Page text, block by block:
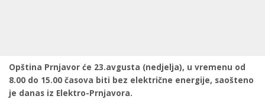
Opština Prnjavor će 23.avgusta (nedjelja), u vremenu od
8.00 do 15.00 časova biti bez električne energije, saošteno
je danas iz Elektro-Prnjavora.